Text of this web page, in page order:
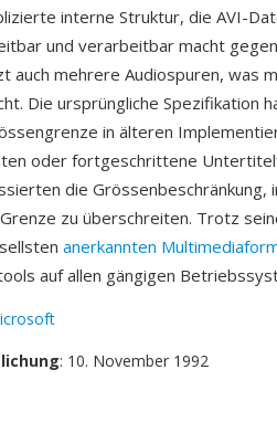
interne Struktur, die AVI-
und verarbeitbar macht
auch mehrere Audiospuren, was
Die ursprüngliche Spezifikation
in älteren
oder fortgeschrittene
die Grössenbeschränkung,
zu überschreiten. Trotz
anerkannten
auf allen gängigen
: 10. November 1992